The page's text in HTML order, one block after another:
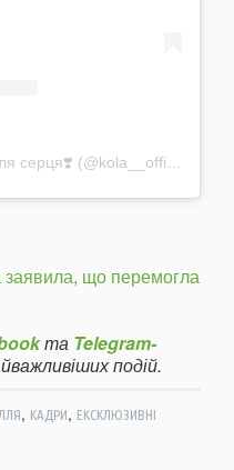
заявила, що перемогла
та Telegram-
подій.
, КАДРИ, ЕКСКЛЮЗИВНІ